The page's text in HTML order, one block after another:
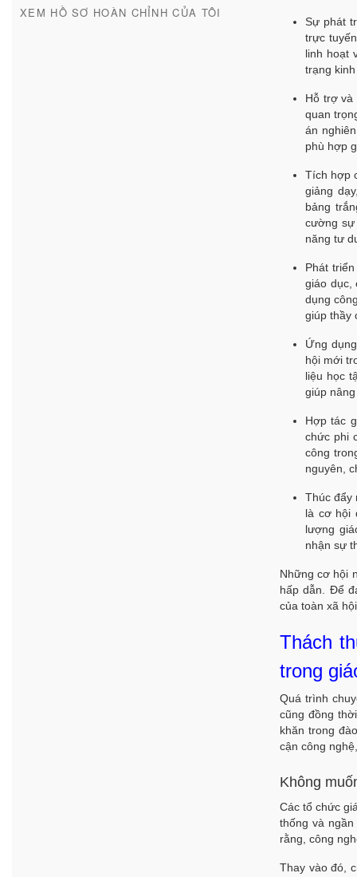
XEM HỒ SƠ HOÀN CHỈNH CỦA TÔI
Sự phát
trực
linh hoạt
trạng
Hỗ trợ
quan
án
phù hợp
Tích hợp
giảng
bảng
cường sự
năng tư
Phát
giáo dục,
dụng
giúp thầy
Ứng
hội mới
liệu học
giúp
Hợp tác
chức phi
công
nguyên,
Thúc đẩy
là cơ hội
lượng
nhận sự
Những cơ hội
hấp dẫn. Để
của toàn xã
Thách
trong
Quá trình
cũng đồng
khăn trong
cận công
Không
Các tổ chức
thống và
rằng, công
Thay vào đó,